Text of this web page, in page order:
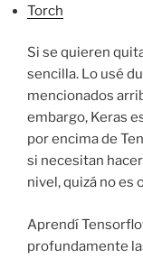
Torch
Si se quieren
sencilla. Lo usé
mencionados
embargo, Keras
por encima de
si necesitan
nivel, quizá no es
Aprendí
profundamente